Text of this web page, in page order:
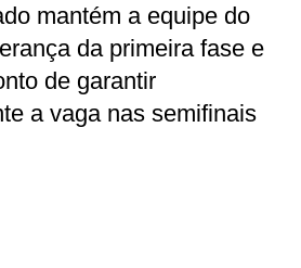
mantém a equipe do
da primeira fase e
de garantir
a vaga nas semifinais